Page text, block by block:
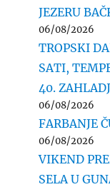
JEZERU
06/08/2026
TROPSKI
SATI,
40.
06/08/2026
FARBANJE
06/08/2026
VIKEND
SELA U